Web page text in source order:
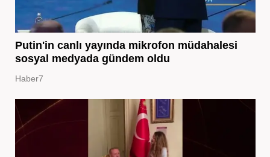
Putin'in canlı yayında mikrofon müdahalesi
sosyal medyada gündem oldu
Haber7